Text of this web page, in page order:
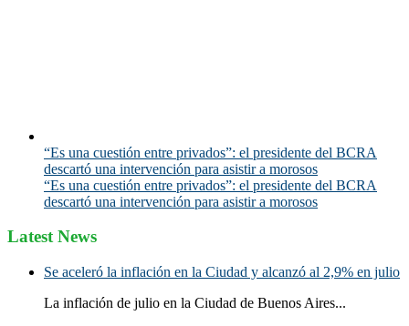
“Es una cuestión entre privados”: el presidente del BCRA
descartó una intervención para asistir a morosos
“Es una cuestión entre privados”: el presidente del BCRA
descartó una intervención para asistir a morosos
Latest News
Se aceleró la inflación en la Ciudad y alcanzó al 2,9% en julio
La inflación de julio en la Ciudad de Buenos Aires...